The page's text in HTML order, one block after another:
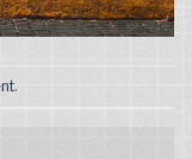
.